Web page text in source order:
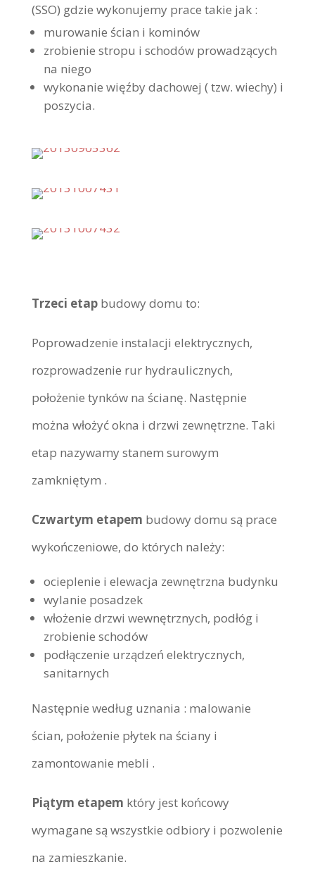
(SSO) gdzie wykonujemy prace takie jak :
murowanie ścian i kominów
zrobienie stropu i schodów prowadzących
na niego
wykonanie więźby dachowej ( tzw. wiechy) i
poszycia.
Trzeci etapbudowy domu to:
Poprowadzenie instalacji elektrycznych,
rozprowadzenie rur hydraulicznych,
położenie tynków na ścianę. Następnie
można włożyć okna i drzwi zewnętrzne. Taki
etap nazywamy stanem surowym
zamkniętym .
Czwartym etapem budowy domu są prace
wykończeniowe, do których należy:
ocieplenie i elewacja zewnętrzna budynku
wylanie posadzek
włożenie drzwi wewnętrznych, podłóg i
zrobienie schodów
podłączenie urządzeń elektrycznych,
sanitarnych
Następnie według uznania : malowanie
ścian, położenie płytek na ściany i
zamontowanie mebli .
Piątym etapem który jest końcowy
wymagane są wszystkie odbiory i pozwolenie
na zamieszkanie.